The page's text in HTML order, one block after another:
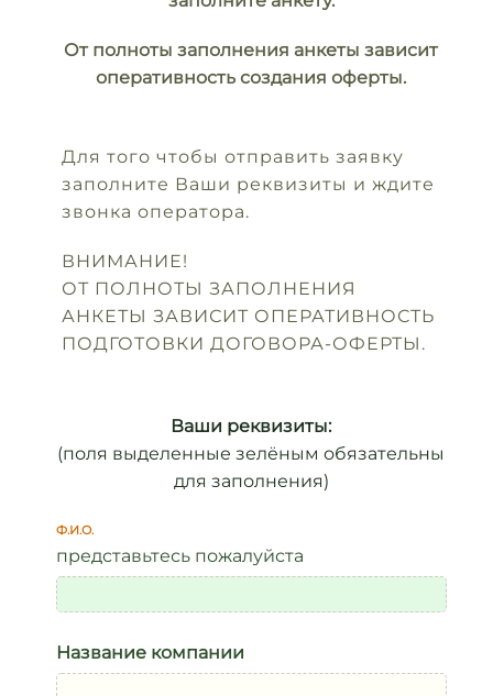
От полноты заполнения анкеты зависит
оперативность создания оферты.
Для того чтобы отправить заявку
заполните Ваши реквизиты и ждите
звонка оператора.
ВНИМАНИЕ!
ОТ ПОЛНОТЫ ЗАПОЛНЕНИЯ
АНКЕТЫ ЗАВИСИТ ОПЕРАТИВНОСТЬ
ПОДГОТОВКИ ДОГОВОРА-ОФЕРТЫ.
Ваши реквизиты:
(поля выделенные зелёным обязательны
для заполнения)
Ф.И.О.
представьтесь пожалуйста
Название компании